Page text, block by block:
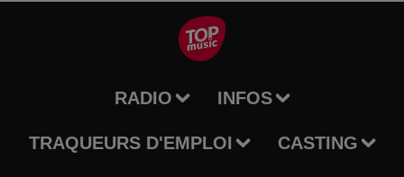
RADIO INFOS
TRAQUEURS D'EMPLOI CASTING